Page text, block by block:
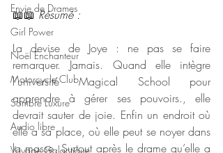
Envie de Drames
Girl Power
Noël Enchanteur
Motorcycle Club
Sombre Luxure
Audio libre
Voyage Galactique
📖📖 Résumé :
La devise de Joye : ne pas se faire
remarquer. Jamais. Quand elle intègre
l’université Magical School pour
apprendre à gérer ses pouvoirs., elle
devrait sauter de joie. Enfin un endroit où
elle a sa place, où elle peut se noyer dans
la masse. Surtout après le drame qu’elle a